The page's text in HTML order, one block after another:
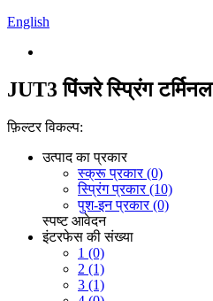
English
JUT3 पिंजरे स्प्रिंग टर्मिनल
फ़िल्टर विकल्प:
उत्पाद का प्रकार
स्क्रू प्रकार (0)
स्प्रिंग प्रकार (10)
पुश-इन प्रकार (0)
स्पष्ट आवेदन
इंटरफेस की संख्या
1 (0)
2 (1)
3 (1)